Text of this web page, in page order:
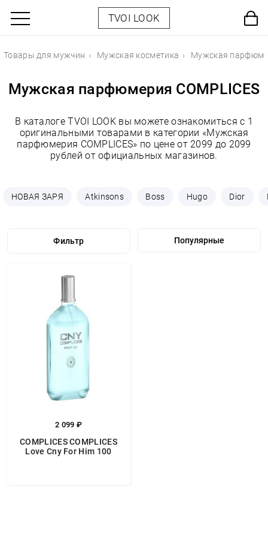
TVOI LOOK
Товары для мужчин Мужская косметика Мужская
Мужская парфюмерия COMPLICES
В каталоге TVOI LOOK вы можете ознакомиться с 1
оригинальными товарами в категории «Мужская
парфюмерия COMPLICES» по цене от 2099 до 2099
рублей от официальных магазинов.
НОВАЯ ЗАРЯ Atkinsons Boss Hugo Dior
Фильтр
2 099 ₽
COMPLICES СOMPLICES
Love Cny For Him 100